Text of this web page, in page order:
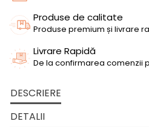
Produse de calitate
Produse premium și livrare
Livrare Rapidă
De la confirmarea comenzii
DESCRIERE
DETALII